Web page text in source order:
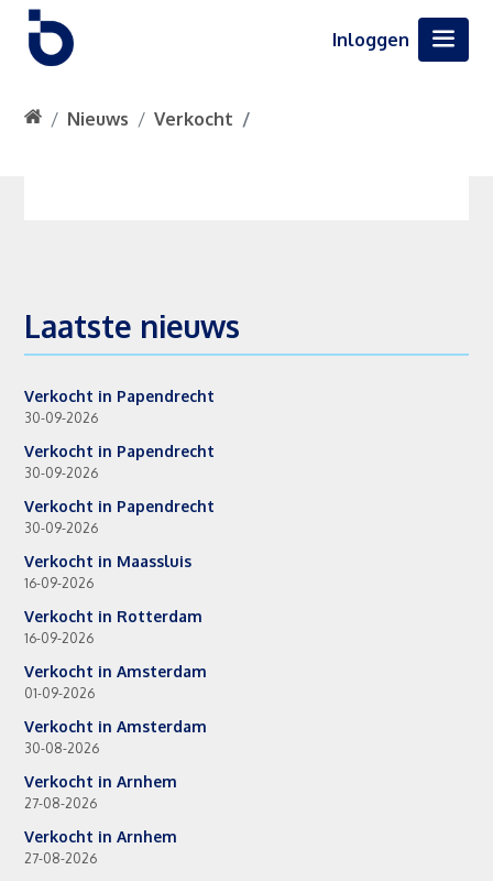
Inloggen
Nieuws Verkocht
Laatste nieuws
Verkocht in Papendrecht
30-09-2026
Verkocht in Papendrecht
30-09-2026
Verkocht in Papendrecht
30-09-2026
Verkocht in Maassluis
16-09-2026
Verkocht in Rotterdam
16-09-2026
Verkocht in Amsterdam
01-09-2026
Verkocht in Amsterdam
30-08-2026
Verkocht in Arnhem
27-08-2026
Verkocht in Arnhem
27-08-2026